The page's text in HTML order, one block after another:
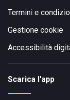
Termini e
Gestione cookie
Accessibilità
Scarica l'app